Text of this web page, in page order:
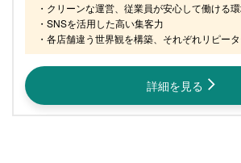
・クリーンな運営、従業員が安心して働ける
・SNSを活用した高い集客力
・各店舗違う世界観を構築、それぞれリピー
詳細を見る